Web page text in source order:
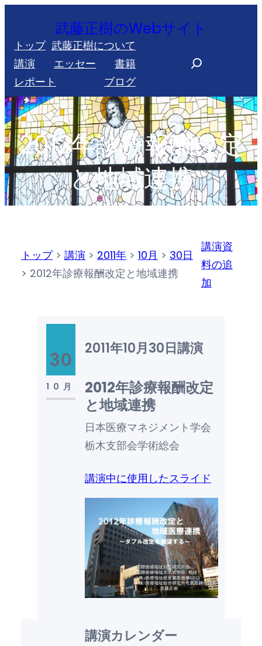
を
ス
キ
ッ
プ
武藤正樹のWebサイト
トップ 武藤正樹について
講演
エッセー
書籍
レポート
ブログ
r
c
h
2012年診療報酬改定
と地域連携
トップ> 講演 > 2011年 > 10月 > 30日
> 2012年診療報酬改定と地域連携
講演資
料の追
加
30
10月
2011年10月30日講演
2012年診療報酬改定
と地域連携
日本医療マネジメント学会
栃木支部会学術総会
講演中に使用したスライド
講演カレンダー